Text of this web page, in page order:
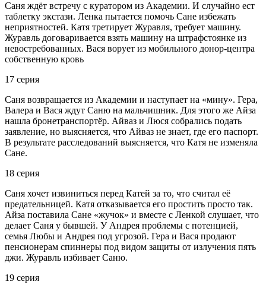
Саня ждёт встречу с куратором из Академии. И случайно ест
таблетку экстази. Ленка пытается помочь Сане избежать
неприятностей. Катя третирует Журавля, требует машину.
Журавль договаривается взять машину на штрафстоянке из
невостребованных. Вася ворует из мобильного донор-центра
собственную кровь
17 серия
Саня возвращается из Академии и наступает на «мину». Гера,
Валера и Вася ждут Саню на мальчишник. Для этого же Айза
нашла бронетранспортёр. Айваз и Люся собрались подать
заявление, но выясняется, что Айваз не знает, где его паспорт.
В результате расследований выясняется, что Катя не изменяла
Сане.
18 серия
Саня хочет извиниться перед Катей за то, что считал её
предательницей. Катя отказывается его простить просто так.
Айза поставила Сане «жучок» и вместе с Ленкой слушает, что
делает Саня у бывшей. У Андрея проблемы с потенцией,
семья Любы и Андрея под угрозой. Гера и Вася продают
пенсионерам спиннеры под видом защиты от излучения пять
джи. Журавль избивает Саню.
19 серия